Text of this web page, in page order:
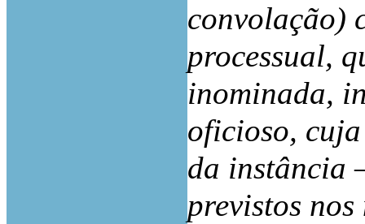
convolação)
processual,
inominada,
oficioso,
da instância
previstos